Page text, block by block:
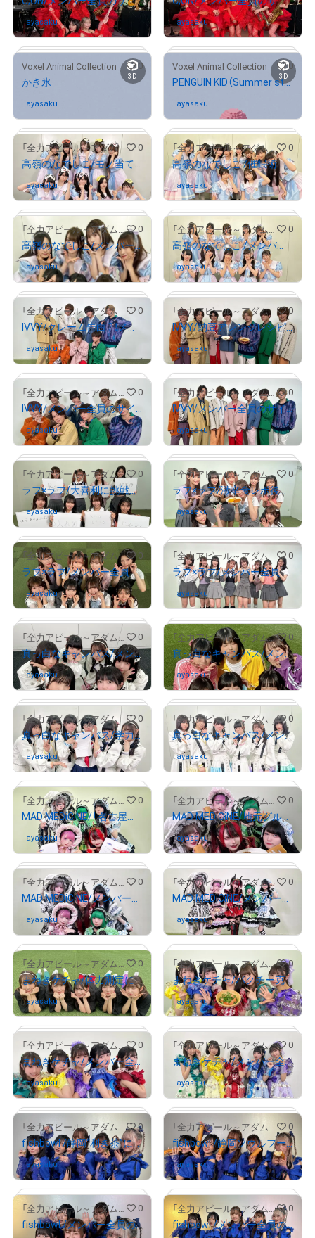
# 1770/2000
# 1075/2000
ayasakuさんが保有中
# 1091/2000
ayasakuさんが保有中
# 37/100
3D
Voxel Animal Collection 0
かき氷
ayasaku
# 4/20
3D
Voxel Animal Collection 0
PENGUIN KID（Summer style）
ayasaku
# 1452/2000
「全力アピール～アダムシアター～」NFTストア 0
高嶺のなでしこ/モノ当てクイズに挑戦したメンバー全員のサイン入り写真
ayasaku さんが保有中
「全力アピール～アダムシアター～」NFTストア 0
高嶺のなでしこ /催眠術を体験！メンバー全員のサイン入り写真
ayasakuさんが保有中
# 1212/2000
「全力アピール～アダムシアター～」NFTストア 0
高嶺のなでしこ/メンバー全員のサイン入り写真②
ayasakuさんが保有中
「全力アピール～アダムシアター～」NFTストア 0
高嶺のなでしこ /メンバー全員のサイン入り写真①
ayasakuさんが保有中
「全力アピール～アダムシアター～」NFTストア 0
IVVY/クレーム告白？！メンバー全員のサイン入り写真
ayasakuさんが保有中
「全力アピール～アダムシアター～」NFTストア 0
IVVY/納豆アレンジレシピに挑戦？！メンバー全員のサイン入り写真
ayasakuさんが保有中
# 1090/2000
「全力アピール～アダムシアター～」NFTストア 0
IVVY/メンバー全員のサイン入り写真②
ayasakuさんが保有中
# 770/2000
「全力アピール～アダムシアター～」NFTストア 0
IVVY/メンバー全員のサイン入り写真①
ayasakuさんが保有中
# 568/2000
「全力アピール～アダムシアター～」NFTストア 0
ラフ×ラフ/大喜利に挑戦したメンバー全員のサイン入り写真
ayasakuさんが保有中
# 1324/2000
「全力アピール～アダムシアター～」NFTストア 0
ラフ×ラフ/激辛食レポ後のメンバー全員のサイン入り写真
ayasakuさんが保有中
# 728/2000
「全力アピール～アダムシアター～」NFTストア 0
ラフ×ラフ/メンバー全員のサイン入り写真②
ayasakuさんが保有中
# 144/2000
「全力アピール～アダムシアター～」NFTストア 0
ラフ×ラフ/メンバー全員のサイン入り写真①
ayasaku さんが保有中
「全力アピール～アダムシアター～」NFTストア 0
真っ白なキャンバス/メンバー全員のサイン入り写真②
ayasakuさんが保有中
「全力アピール～アダムシアター～」NFTストア 0
真っ白なキャンバス/メンバー全員のサイン入り“キス顔”写真
ayasakuさんが保有中
「全力アピール～アダムシアター～」NFTストア 0
真っ白なキャンバス/学力テストをうけたメンバー全員のサイン入り写真
ayasaku さんが保有中
「全力アピール～アダムシアター～」NFTストア 0
真っ白なキャンバス/メンバー全員のサイン入り写真①
ayasakuさんが保有中
「全力アピール～アダムシアター～」NFTストア 0
MAD MEDiCiNE/「名古屋なんでもクイズ」に挑戦したメンバー全員のサイン入り写真
ayasakuさんが保有中
「全力アピール～アダムシアター～」NFTストア 0
MAD MEDiCiNE/地元グルメを紹介したメンバー全員のサイン入り写真
ayasakuさんが保有中
# 608/2000
「全力アピール～アダムシアター～」NFTストア 0
MAD MEDiCiNE/メンバー全員のサイン入り写真②
ayasakuさんが保有中
「全力アピール～アダムシアター～」NFTストア 0
MAD MEDiCiNE/メンバー全員のサイン入り写真①
ayasakuさんが保有中
「全力アピール～アダムシアター～」NFTストア 0
まねきケチャ/体力測定に挑戦したメンバー全員のサイン入り写真
ayasakuさんが保有中
「全力アピール～アダムシアター～」NFTストア 0
まねきケチャ/パクチー克服＆食レポ後のメンバー全員のサイン入り写真
ayasakuさんが保有中
「全力アピール～アダムシアター～」NFTストア 0
まねきケチャ/メンバー全員のサイン入り写真②
ayasakuさんが保有中
# 1917/2000
「全力アピール～アダムシアター～」NFTストア 0
まねきケチャ/メンバー全員のサイン入り写真①
ayasakuさんが保有中
# 1493/2000
「全力アピール～アダムシアター～」NFTストア 0
fishbowl /静岡“利き茶”に挑戦したメンバー全員のサイン入り写真
ayasakuさんが保有中
「全力アピール～アダムシアター～」NFTストア 0
fishbowl /静岡ソウルフードとメンバー全員のサイン入り写真
ayasakuさんが保有中
「全力アピール～アダムシアター～」NFTストア 0
fishbowl /メンバー全員のサイン入り写真②
「全力アピール～アダムシアター～」NFTストア 0
fishbowl /メンバー全員のサイン入り写真①